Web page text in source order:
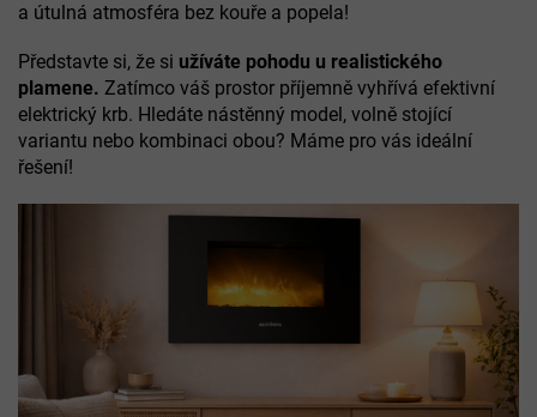
a útulná atmosféra bez kouře a popela!
Představte si, že si užíváte pohodu u realistického
plamene. Zatímco váš prostor příjemně vyhřívá efektivní
elektrický krb. Hledáte nástěnný model, volně stojící
variantu nebo kombinaci obou? Máme pro vás ideální
řešení!